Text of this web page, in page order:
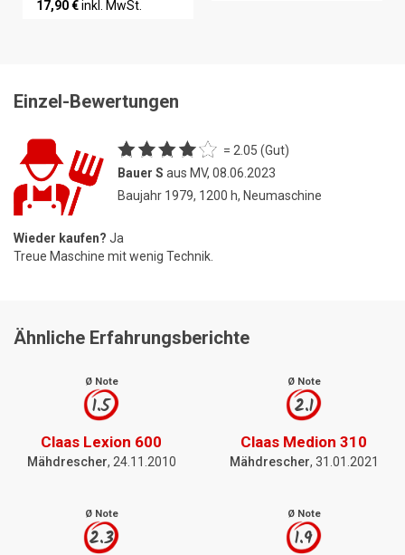
17,90 €inkl. MwSt.
Einzel-Bewertungen
= 2.05 (Gut)
Bauer S aus MV, 08.06.2023
Baujahr 1979, 1200 h, Neumaschine
Wieder kaufen? Ja
Treue Maschine mit wenig Technik.
Ähnliche Erfahrungsberichte
Ø Note
1.5
Claas Lexion 600
Mähdrescher, 24.11.2010
Ø Note
2.1
Claas Medion 310
Mähdrescher, 31.01.2021
Ø Note
2.3
Ø Note
1.9